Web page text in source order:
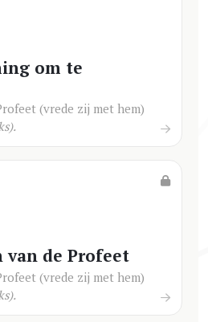
om te
(vrede zij met hem)
van de Profeet
(vrede zij met hem)